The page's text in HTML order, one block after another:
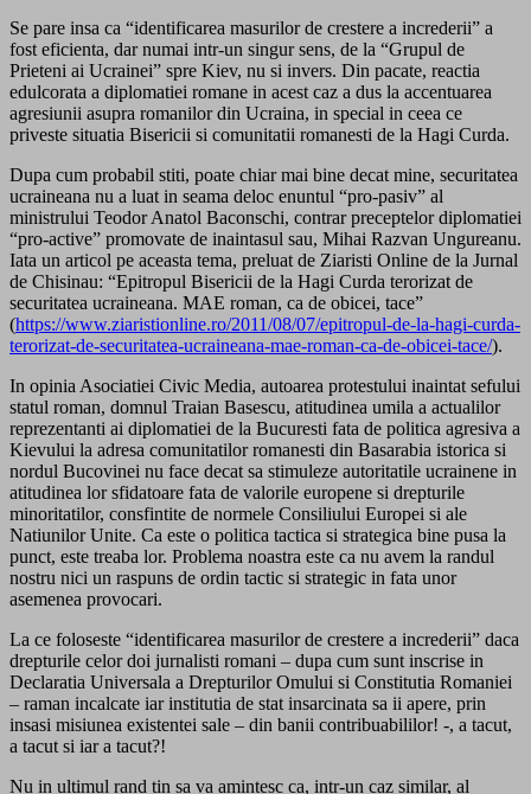
Se pare insa ca “identificarea masurilor de crestere a increderii” a
fost eficienta, dar numai intr-un singur sens, de la “Grupul de
Prieteni ai Ucrainei” spre Kiev, nu si invers. Din pacate, reactia
edulcorata a diplomatiei romane in acest caz a dus la accentuarea
agresiunii asupra romanilor din Ucraina, in special in ceea ce
priveste situatia Bisericii si comunitatii romanesti de la Hagi Curda.
Dupa cum probabil stiti, poate chiar mai bine decat mine, securitatea
ucraineana nu a luat in seama deloc enuntul “pro-pasiv” al
ministrului Teodor Anatol Baconschi, contrar preceptelor diplomatiei
“pro-active” promovate de inaintasul sau, Mihai Razvan Ungureanu.
Iata un articol pe aceasta tema, preluat de Ziaristi Online de la Jurnal
de Chisinau: “Epitropul Bisericii de la Hagi Curda terorizat de
securitatea ucraineana. MAE roman, ca de obicei, tace”
(https://www.ziaristionline.ro/2011/08/07/epitropul-de-la-hagi-curda-
terorizat-de-securitatea-ucraineana-mae-roman-ca-de-obicei-tace/).
In opinia Asociatiei Civic Media, autoarea protestului inaintat sefului
statul roman, domnul Traian Basescu, atitudinea umila a actualilor
reprezentanti ai diplomatiei de la Bucuresti fata de politica agresiva a
Kievului la adresa comunitatilor romanesti din Basarabia istorica si
nordul Bucovinei nu face decat sa stimuleze autoritatile ucrainene in
atitudinea lor sfidatoare fata de valorile europene si drepturile
minoritatilor, consfintite de normele Consiliului Europei si ale
Natiunilor Unite. Ca este o politica tactica si strategica bine pusa la
punct, este treaba lor. Problema noastra este ca nu avem la randul
nostru nici un raspuns de ordin tactic si strategic in fata unor
asemenea provocari.
La ce foloseste “identificarea masurilor de crestere a increderii” daca
drepturile celor doi jurnalisti romani – dupa cum sunt inscrise in
Declaratia Universala a Drepturilor Omului si Constitutia Romaniei
– raman incalcate iar institutia de stat insarcinata sa ii apere, prin
insasi misiunea existentei sale – din banii contribuabililor! -, a tacut,
a tacut si iar a tacut?!
Nu in ultimul rand tin sa va amintesc ca, intr-un caz similar, al